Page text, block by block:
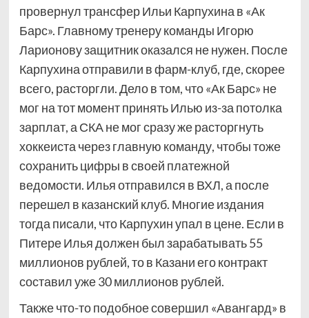
провернул трансфер Ильи Карпухина в «Ак
Барс». Главному тренеру команды Игорю
Ларионову защитник оказался не нужен. После
Карпухина отправили в фарм-клуб, где, скорее
всего, расторгли. Дело в том, что «Ак Барс» не
мог на тот момент принять Илью из-за потолка
зарплат, а СКА не мог сразу же расторгнуть
хоккеиста через главную команду, чтобы тоже
сохранить цифры в своей платежной
ведомости. Илья отправился в ВХЛ, а после
перешел в казанский клуб. Многие издания
тогда писали, что Карпухин упал в цене. Если в
Питере Илья должен был зарабатывать 55
миллионов рублей, то в Казани его контракт
составил уже 30 миллионов рублей.
Также что-то подобное совершил «Авангард» в